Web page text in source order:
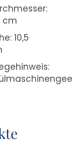
cm
10,5